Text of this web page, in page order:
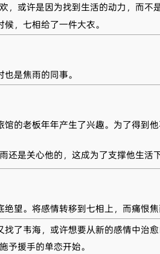
或许是因为找到生活的动力，而不
，七相给了一件大衣。
是焦雨的同事。
的老板年年产生了兴趣。为了得到
是关心他的，这成为了支撑他生活
望。将感情转移到七相上，而痛恨焦
了韦海，或许想要从新的感情中治愈
予援手的单恋开始。